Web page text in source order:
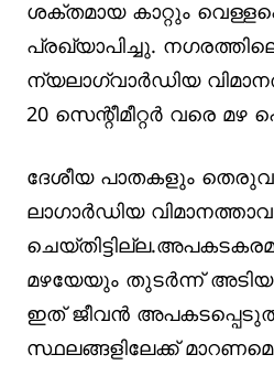
ശക്തമായ കാറ്റും
പ്രഖ്യാപിച്ചു.
ന്യലാഗ്വാര്‍ഡിയ
20 സെന്റീമീറ്റര്‍ വരെ
ദേശീയ പാതകളും
ലാഗാര്‍ഡിയ
മഴയേയും തുടര്‍ന്ന്
ഇത് ജീവന്‍
സ്ഥലങ്ങളിലേക്ക്